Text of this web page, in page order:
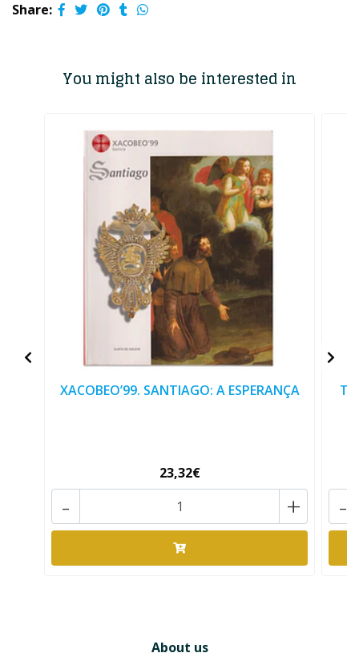
Share:
You might also be interested in
XACOBEO’99. SANTIAGO: A ESPERANÇA
23,32€
+
- -
About us